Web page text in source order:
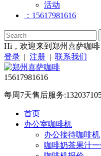
活动
：15617981616
Hi，欢迎来到郑州喜萨咖啡
登录 | 注册 | 联系我们
15617981616
每周7天售后服务
首页
办公室咖啡机
办公接待咖啡机
咖啡奶茶果汁